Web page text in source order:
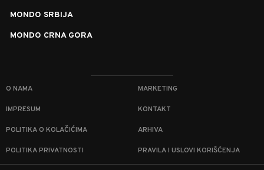
MONDO SRBIJA
MONDO CRNA GORA
O NAMA MARKETING
IMPRESUM KONTAKT
POLITIKA O KOLAČIĆIMA ARHIVA
POLITIKA PRIVATNOSTI PRAVILA I USLOVI KORIŠĆENJA